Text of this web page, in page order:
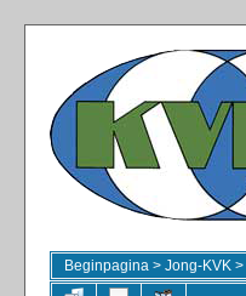
Beginpagina > Jong-KVK >